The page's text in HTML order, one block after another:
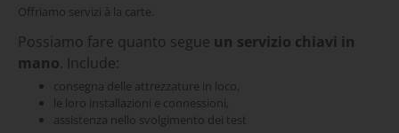
Offriamo servizi à la carte.
Possiamo fare quanto segue un servizio chiavi in
mano. Include:
consegna delle attrezzature in loco,
le loro installazioni e connessioni,
assistenza nello svolgimento dei test